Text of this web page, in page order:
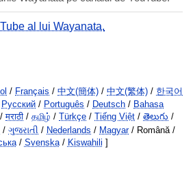
al lui Wayanata.
/ Français / 中文(簡体) / 中文(繁体) / 한국어
Русский / Português / Deutsch / Bahasa
मराठी / தமிழ் / Türkçe / Tiếng Việt / తెలుగు /
/ ગુજરાતી / Nederlands / Magyar/ Română /
/ Svenska/ Kiswahili ]